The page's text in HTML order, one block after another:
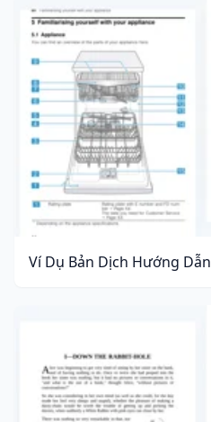
Ví Dụ Bản Dịch Hướng Dẫn